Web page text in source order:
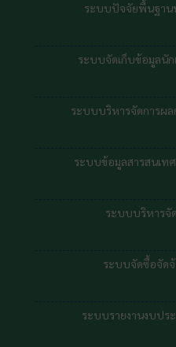
ระบบปัจจัยพื้นฐานนั
ระบบจัดเก็บข้อมูลนัก
ระบบบริหารจัดการผล
ระบบข้อมูลสารสนเท
ระบบบริหารจั
ระบบจัดซื้อจัดจ้
ระบบรายงานงบปร